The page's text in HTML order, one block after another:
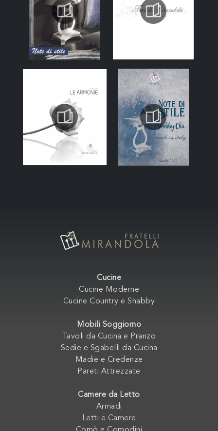
Cucine
Cucine Moderne
Cucine Country e Shabby
Mobili Soggiorno
Tavoli da Cucina e Pranzo
Sedie e Sgabelli da Cucina
Madie e Credenze
Pareti Attrezzate
Camere da Letto
Armadi
Letti e Camere